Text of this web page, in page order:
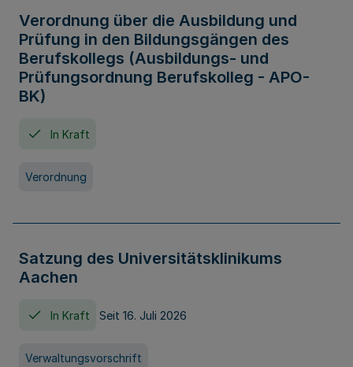
Verordnung über die Ausbildung und
Prüfung in den Bildungsgängen des
Berufskollegs (Ausbildungs- und
Prüfungsordnung Berufskolleg - APO-
BK)
In Kraft
Verordnung
Satzung des Universitätsklinikums
Aachen
In Kraft Seit 16. Juli 2026
Verwaltungsvorschrift